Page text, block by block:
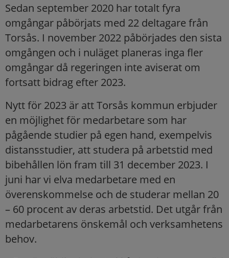
Sedan september 2020 har totalt fyra
omgångar påbörjats med 22 deltagare från
Torsås. I november 2022 påbörjades den sista
omgången och i nuläget planeras inga fler
omgångar då regeringen inte aviserat om
fortsatt bidrag efter 2023.
Nytt för 2023 är att Torsås kommun erbjuder
en möjlighet för medarbetare som har
pågående studier på egen hand, exempelvis
distansstudier, att studera på arbetstid med
bibehållen lön fram till 31 december 2023. I
juni har vi elva medarbetare med en
överenskommelse och de studerar mellan 20
– 60 procent av deras arbetstid. Det utgår från
medarbetarens önskemål och verksamhetens
behov.